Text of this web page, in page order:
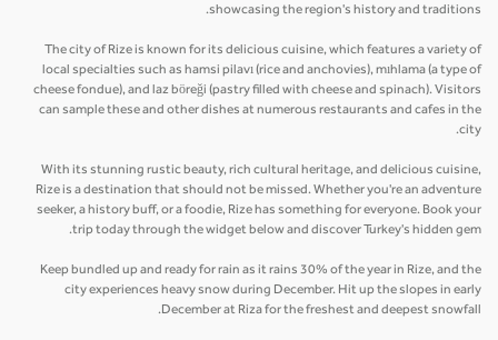
showcasing the region's history and traditions.
The city of Rize is known for its delicious cuisine, which features a variety of
local specialties such as hamsi pilavı (rice and anchovies), mıhlama (a type of
cheese fondue), and laz böreği (pastry filled with cheese and spinach). Visitors
can sample these and other dishes at numerous restaurants and cafes in the
city.
With its stunning rustic beauty, rich cultural heritage, and delicious cuisine,
Rize is a destination that should not be missed. Whether you're an adventure
seeker, a history buff, or a foodie, Rize has something for everyone. Book your
trip today through the widget below and discover Turkey's hidden gem.
Keep bundled up and ready for rain as it rains 30% of the year in Rize, and the
city experiences heavy snow during December. Hit up the slopes in early
December at Riza for the freshest and deepest snowfall.